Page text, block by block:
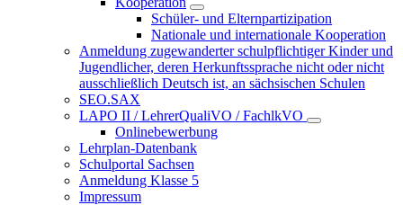
Schüler- und Elternpartizipation
Nationale und internationale Kooperation
Anmeldung zugewanderter schulpflichtiger Kinder und
Jugendlicher, deren Herkunftssprache nicht oder nicht
ausschließlich Deutsch ist, an sächsischen Schulen
SEO.SAX
LAPO II / LehrerQualiVO / FachlkVO
Onlinebewerbung
Lehrplan-Datenbank
Schulportal Sachsen
Anmeldung Klasse 5
Impressum